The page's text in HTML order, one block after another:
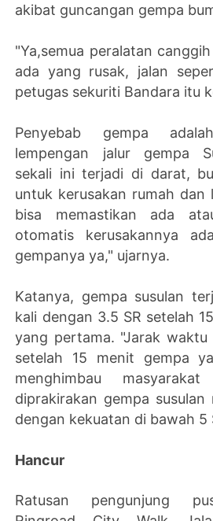
akibat guncangan gempa
"Ya,semua peralatan
ada yang rusak, jalan
petugas sekuriti Bandara itu
Penyebab gempa
lempengan jalur gempa
sekali ini terjadi di darat,
untuk kerusakan rumah dan
bisa memastikan ada
otomatis kerusakannya
gempanya ya," ujarnya.
Katanya, gempa susulan
kali dengan 3.5 SR setelah
yang pertama. "Jarak waktu
setelah 15 menit gempa
menghimbau
diprakirakan gempa
dengan kekuatan di bawah 5
Hancur
Ratusan pengunjung